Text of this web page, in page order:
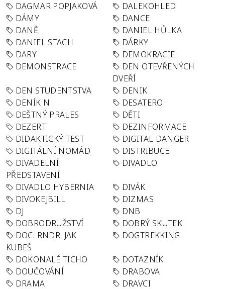
DAGMAR POPJAKOVÁ
DALEKOHLED
DÁMY
DANCE
DANĚ
DANIEL HŮLKA
DANIEL STACH
DÁRKY
DARY
DEMOKRACIE
DEMONSTRACE
DEN OTEVŘENÝCH
DVEŘÍ
DEN STUDENTSTVA
DENIK
DENÍK N
DESATERO
DEŠTNÝ PRALES
DĚTI
DEZERT
DEZINFORMACE
DIDAKTICKÝ TEST
DIGITAL DANGER
DIGITÁLNÍ NOMÁD
DISTRIBUCE
DIVADELNÍ
PŘEDSTAVENÍ
DIVADLO
DIVADLO HYBERNIA
DIVÁK
DIVOKEJBILL
DIZMAS
DJ
DNB
DOBRODRUŽSTVÍ
DOBRÝ SKUTEK
DOC. RNDR. JAK
KUBEŠ
DOGTREKKING
DOKONALÉ TICHO
DOTAZNÍK
DOUČOVÁNÍ
DRABOVA
DRAMA
DRAVCI